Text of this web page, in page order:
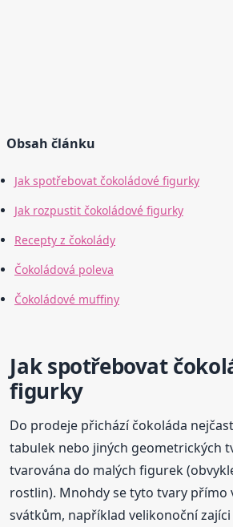
Obsah článku
Jak spotřebovat čokoládové figurky
Jak rozpustit čokoládové figurky
Recepty z čokolády
Čokoládová poleva
Čokoládové muffiny
Jak spotřebovat
figurky
Do prodeje přichází čokoláda
tabulek nebo jiných geometrických
tvarována do malých figurek
rostlin). Mnohdy se tyto tvary přímo
svátkům, například velikonoční zajíci